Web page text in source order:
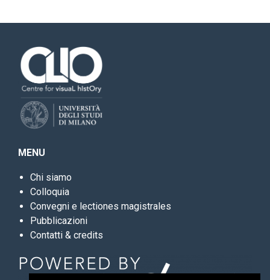
MENU
Chi siamo
Colloquia
Convegni e lectiones magistrales
Pubblicazioni
Contatti & credits